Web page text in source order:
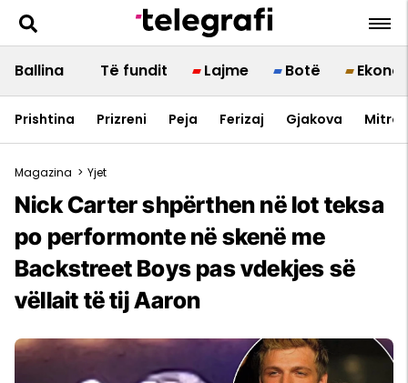
Ballina Të fundit Lajme Botë
Prishtina Prizreni Peja Ferizaj Gjakova
Magazina > Yjet
Nick Carter shpërthen në lot teksa
po performonte në skenë me
Backstreet Boys pas vdekjes së
vëllait të tij Aaron